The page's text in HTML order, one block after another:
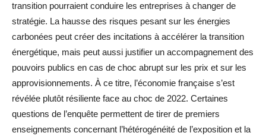
transition pourraient conduire les entreprises à changer de
stratégie. La hausse des risques pesant sur les énergies
carbonées peut créer des incitations à accélérer la transition
énergétique, mais peut aussi justifier un accompagnement des
pouvoirs publics en cas de choc abrupt sur les prix et sur les
approvisionnements. À ce titre, l’économie française s’est
révélée plutôt résiliente face au choc de 2022. Certaines
questions de l’enquête permettent de tirer de premiers
enseignements concernant l’hétérogénéité de l’exposition et la